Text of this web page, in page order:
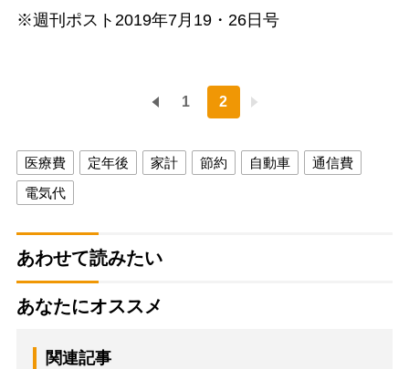
※週刊ポスト2019年7月19・26日号
1 2
医療費 定年後 家計 節約 自動車
通信費
電気代
あわせて読みたい
あなたにオススメ
関連記事